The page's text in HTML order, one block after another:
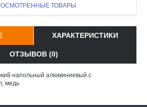
ТОВАРЫ
ХАРАКТЕРИСТИКИ
ОТЗЫВОВ (0)
напольный алюминиевый с
медь